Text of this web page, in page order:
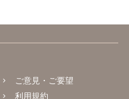
ご意見・ご要望
利用規約